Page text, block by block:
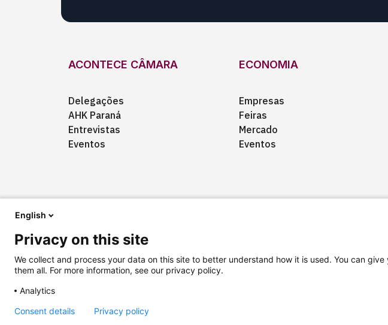
ACONTECE CÂMARA
Delegações
AHK Paraná
Entrevistas
Eventos
ECONOMIA
Empresas
Feiras
Mercado
Eventos
Quem somosAnuncieFale conosco
English
Privacy on this site
We collect and process your data on this site to better understand how it is used. You can
them all. For more information, see our privacy policy.
Analytics
Consent details Privacy policy